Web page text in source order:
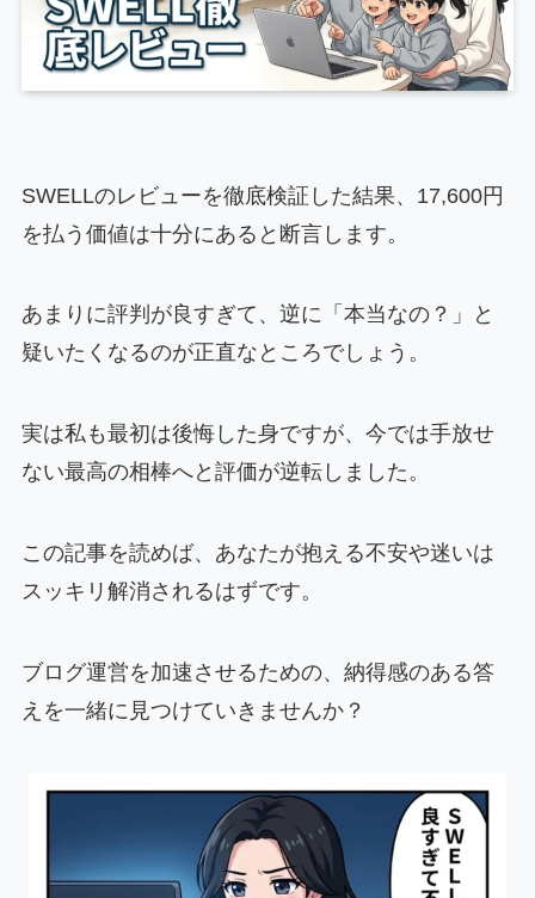
SWELLのレビューを徹底検証した結果、17,600円
を払う価値は十分にあると断言します。
あまりに評判が良すぎて、逆に「本当なの？」と
疑いたくなるのが正直なところでしょう。
実は私も最初は後悔した身ですが、今では手放せ
ない最高の相棒へと評価が逆転しました。
この記事を読めば、あなたが抱える不安や迷いは
スッキリ解消されるはずです。
ブログ運営を加速させるための、納得感のある答
えを一緒に見つけていきませんか？